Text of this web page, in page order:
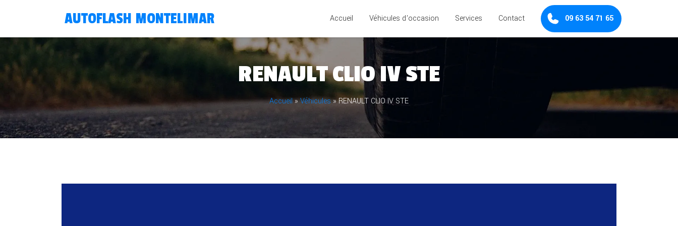
AUTOFLASH MONTELIMAR Accueil Véhicules d’occasion Services Contact 09 63 54 71 65
RENAULT CLIO IV STE
Accueil»Véhicules»RENAULT CLIO IV STE